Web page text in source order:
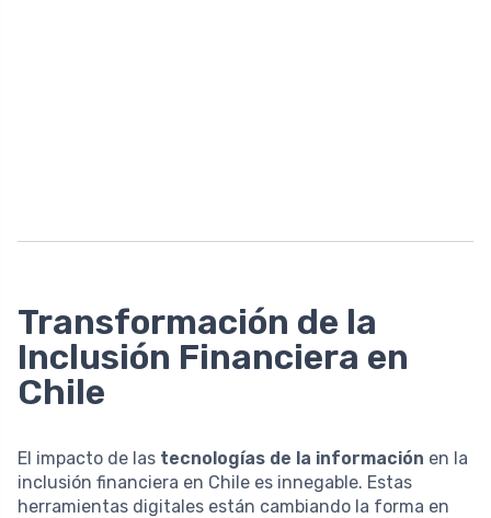
Transformación de la
Inclusión Financiera en
Chile
El impacto de las tecnologías de la información en la
inclusión financiera en Chile es innegable. Estas
herramientas digitales están cambiando la forma en